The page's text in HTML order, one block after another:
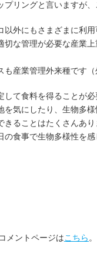
リングと言いますが、
外にもさまざまに利
な管理が必要な産業
産業管理外来種です（
て食料を得ることが
気にしたり、生物多
ることはたくさんあり
食事で生物多様性を感
メントページはこちら